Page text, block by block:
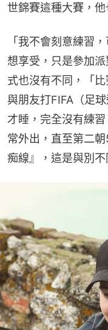
世錦賽這種大賽，
「我不會刻意練習
想享受，只是參加
式也沒有不同，「
與朋友打FIFA（足
才睡，完全沒有練
常外出，直至第二
痴線』，這是與別不